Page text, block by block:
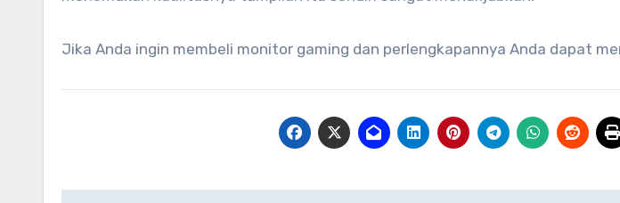
Jika Anda ingin membeli monitor gaming dan perlengkapannya Anda dapat